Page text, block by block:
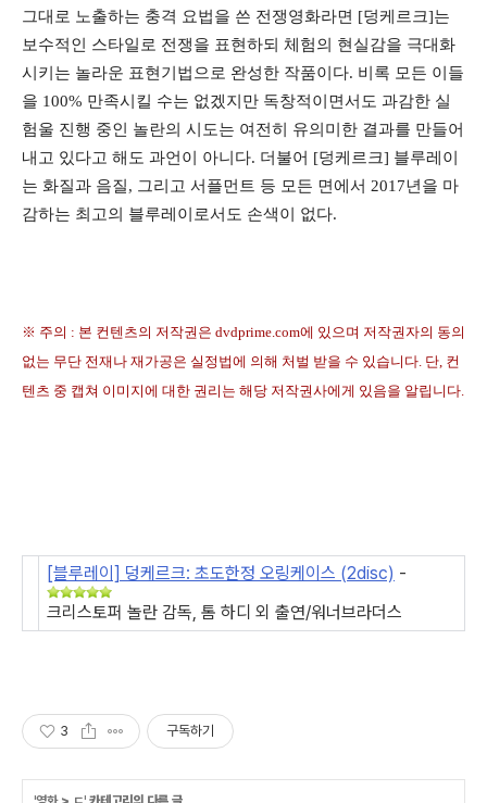
그대로 노출하는 충격 요법을 쓴 전쟁영화라면 [덩케르크]는
보수적인 스타일로 전쟁을 표현하되 체험의 현실감을 극대화
시키는 놀라운 표현기법으로 완성한 작품이다. 비록 모든 이들
을 100% 만족시킬 수는 없겠지만 독창적이면서도 과감한 실
험울 진행 중인 놀란의 시도는 여전히 유의미한 결과를 만들어
내고 있다고 해도 과언이 아니다. 더불어 [덩케르크] 블루레이
는 화질과 음질, 그리고 서플먼트 등 모든 면에서 2017년을 마
감하는 최고의 블루레이로서도 손색이 없다.
※ 주의 : 본 컨텐츠의 저작권은 dvdprime.com에 있으며 저작권자의 동의
없는 무단 전재나 재가공은 실정법에 의해 처벌 받을 수 있습니다. 단, 컨
텐츠 중 캡쳐 이미지에 대한 권리는 해당 저작권사에게 있음을 알립니다.
[블루레이] 덩케르크: 초도한정 오링케이스 (2disc) -
크리스토퍼 놀란 감독, 톰 하디 외 출연/워너브라더스
3 구독하기